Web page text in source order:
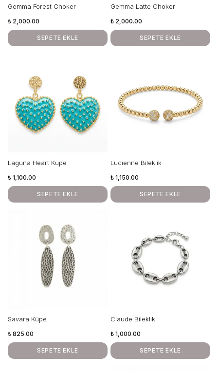
Gemma Forest Choker
₺ 2,000.00
SEPETE EKLE
Gemma Latte Choker
₺ 2,000.00
SEPETE EKLE
Laguna Heart Küpe
₺ 1,100.00
SEPETE EKLE
Lucienne Bileklik
₺ 1,150.00
SEPETE EKLE
Savara Küpe
₺ 825.00
SEPETE EKLE
Claude Bileklik
₺ 1,000.00
SEPETE EKLE